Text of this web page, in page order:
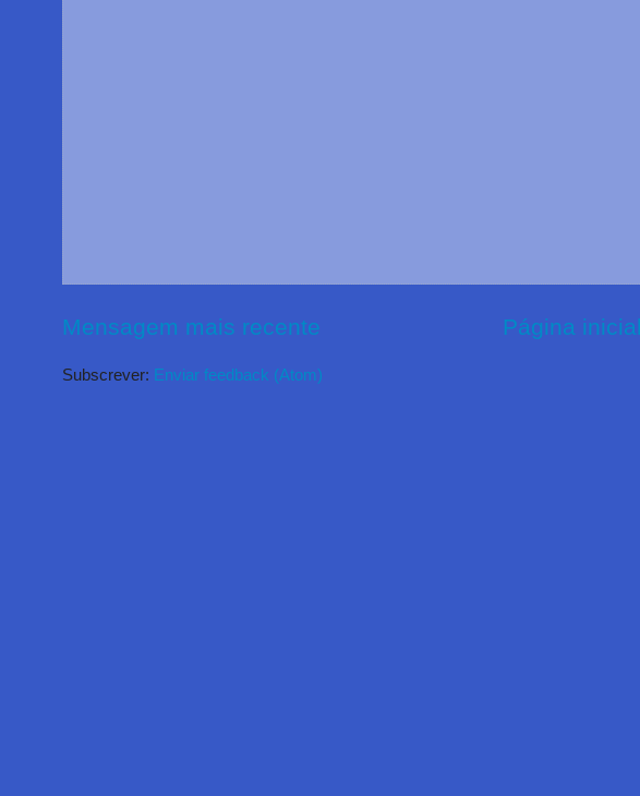
Mensagem mais recente Página inicial
Subscrever: Enviar feedback (Atom)